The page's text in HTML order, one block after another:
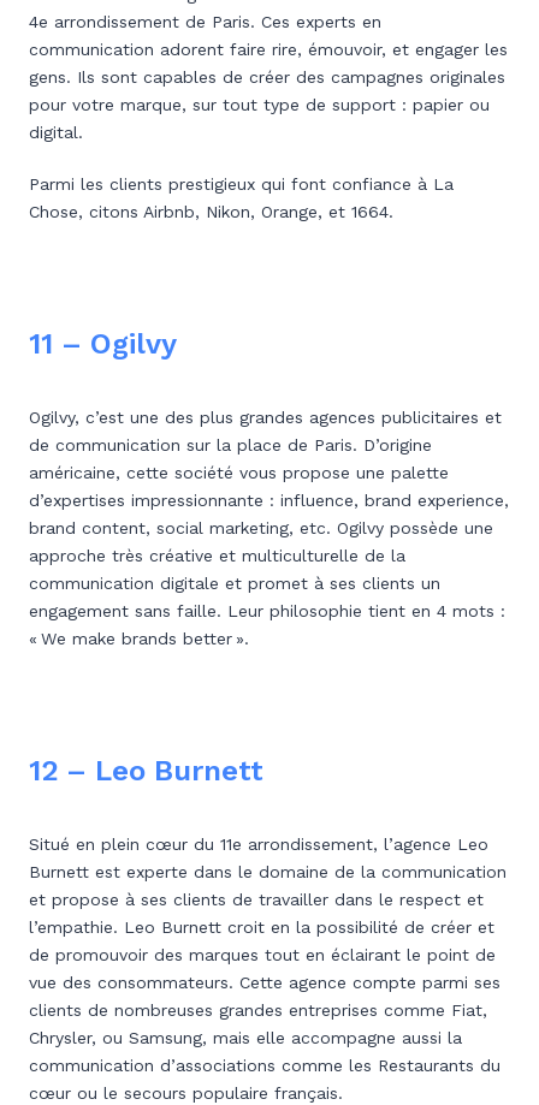
4e arrondissement de Paris. Ces experts en
communication adorent faire rire, émouvoir, et engager les
gens. Ils sont capables de créer des campagnes originales
pour votre marque, sur tout type de support : papier ou
digital.
Parmi les clients prestigieux qui font confiance à La
Chose, citons Airbnb, Nikon, Orange, et 1664.
11 – Ogilvy
Ogilvy, c’est une des plus grandes agences publicitaires et
de communication sur la place de Paris. D’origine
américaine, cette société vous propose une palette
d’expertises impressionnante : influence, brand experience,
brand content, social marketing, etc. Ogilvy possède une
approche très créative et multiculturelle de la
communication digitale et promet à ses clients un
engagement sans faille. Leur philosophie tient en 4 mots :
« We make brands better ».
12 – Leo Burnett
Situé en plein cœur du 11e arrondissement, l’agence Leo
Burnett est experte dans le domaine de la communication
et propose à ses clients de travailler dans le respect et
l’empathie. Leo Burnett croit en la possibilité de créer et
de promouvoir des marques tout en éclairant le point de
vue des consommateurs. Cette agence compte parmi ses
clients de nombreuses grandes entreprises comme Fiat,
Chrysler, ou Samsung, mais elle accompagne aussi la
communication d’associations comme les Restaurants du
cœur ou le secours populaire français.